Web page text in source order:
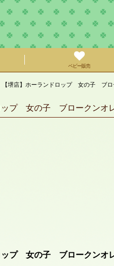
ベビー販売
【堺店】ホーランドロップ 女の子 ブ
ップ 女の子 ブロークン
ップ 女の子 ブロークン